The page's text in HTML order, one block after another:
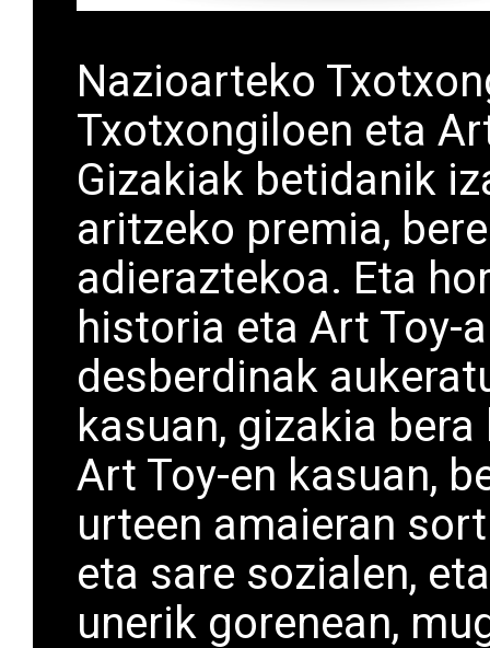
Nazioarteko
Txotxongiloen eta
Gizakiak betidanik
aritzeko premia,
adieraztekoa. Eta
historia eta Art Toy-
desberdinak
kasuan, gizakia
Art Toy-en kasuan,
urteen amaieran
eta sare sozialen,
unerik gorenean,